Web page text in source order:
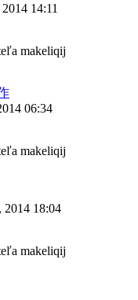
14:11
makeliqij
06:34
makeliqij
2014 18:04
makeliqij